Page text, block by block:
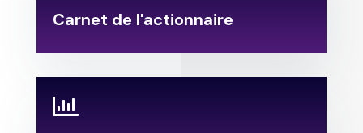
Carnet de l'actionnaire
